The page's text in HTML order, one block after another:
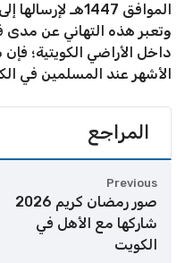
الموافق 1447هـ
وتعبر هذه التهاني عن مدى
داخل الأراضي الكويتية؛
الأشهر عند المسلمين في
المراجع
Previous
صور رمضان كريم 2026
شاركها مع الأهل في
الكويت